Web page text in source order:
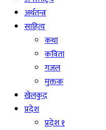
अर्थतन्त्र
साहित्य
कथा
कविता
गजल
मुक्तक
खेलकुद
प्रदेश
प्रदेश १